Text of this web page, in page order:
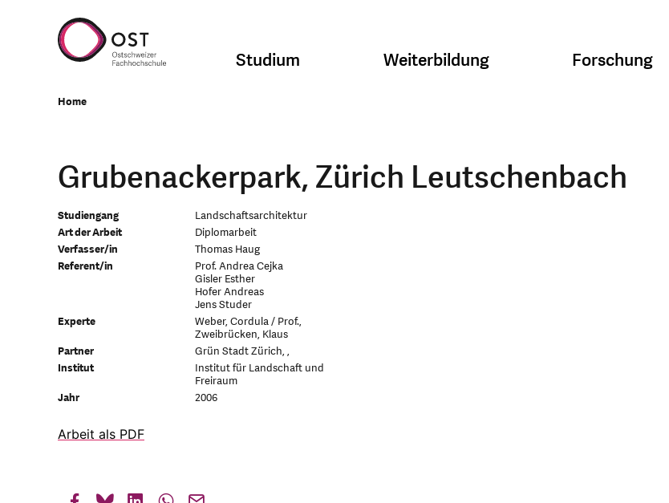
Studium Weiterbildung Forschung
Home
Grubenackerpark, Zürich Leutschenbach
Studiengang
Landschaftsarchitektur
Art der Arbeit
Diplomarbeit
Verfasser/in
Thomas Haug
Referent/in
Prof. Andrea Cejka
Gisler Esther
Hofer Andreas
Jens Studer
Experte
Weber, Cordula / Prof.,
Zweibrücken, Klaus
Partner
Grün Stadt Zürich, ,
Institut
Institut für Landschaft und
Freiraum
Jahr
2006
Arbeit als PDF